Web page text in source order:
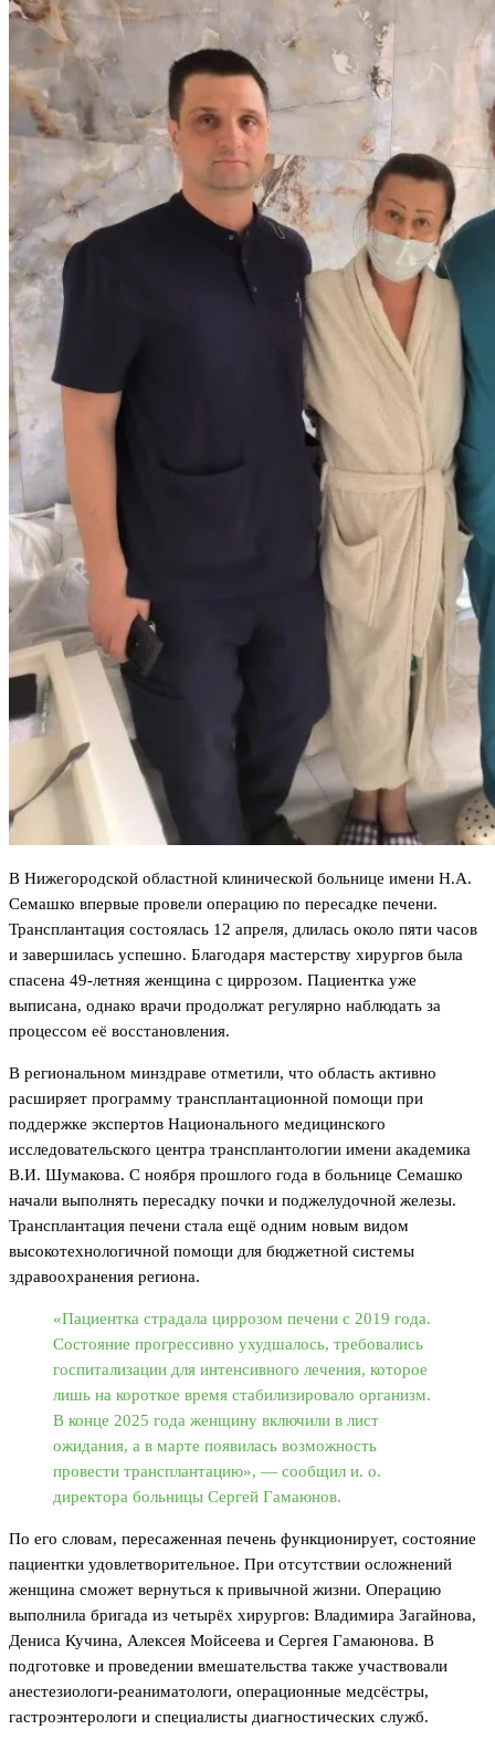
В Нижегородской областной клинической больнице имени Н.А.
Семашко впервые провели операцию по пересадке печени.
Трансплантация состоялась 12 апреля, длилась около пяти часов
и завершилась успешно. Благодаря мастерству хирургов была
спасена 49-летняя женщина с циррозом. Пациентка уже
выписана, однако врачи продолжат регулярно наблюдать за
процессом её восстановления.
В региональном минздраве отметили, что область активно
расширяет программу трансплантационной помощи при
поддержке экспертов Национального медицинского
исследовательского центра трансплантологии имени академика
В.И. Шумакова. С ноября прошлого года в больнице Семашко
начали выполнять пересадку почки и поджелудочной железы.
Трансплантация печени стала ещё одним новым видом
высокотехнологичной помощи для бюджетной системы
здравоохранения региона.
«Пациентка страдала циррозом печени с 2019 года.
Состояние прогрессивно ухудшалось, требовались
госпитализации для интенсивного лечения, которое
лишь на короткое время стабилизировало организм.
В конце 2025 года женщину включили в лист
ожидания, а в марте появилась возможность
провести трансплантацию», — сообщил и. о.
директора больницы Сергей Гамаюнов.
По его словам, пересаженная печень функционирует, состояние
пациентки удовлетворительное. При отсутствии осложнений
женщина сможет вернуться к привычной жизни. Операцию
выполнила бригада из четырёх хирургов: Владимира Загайнова,
Дениса Кучина, Алексея Мойсеева и Сергея Гамаюнова. В
подготовке и проведении вмешательства также участвовали
анестезиологи-реаниматологи, операционные медсёстры,
гастроэнтерологи и специалисты диагностических служб.